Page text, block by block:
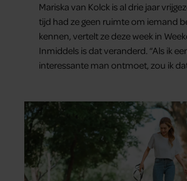
Mariska van Kolck is al drie jaar
tijd had ze geen ruimte om iemand
kennen, vertelt ze deze week in
Inmiddels is dat veranderd. “Als ik
interessante man ontmoet, zou ik